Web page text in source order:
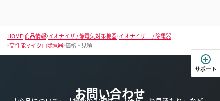
HOME 商品情報 イオナイザ / 静電気対策機器 イオナイザー / 除電器
高性能マイクロ除電器 価格・見積
お問い合わせ
サポート